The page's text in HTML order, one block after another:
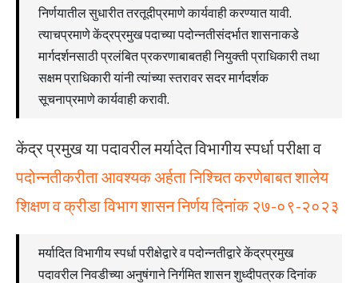
निर्णयातील सुधारीत तरतूदीप्रमाणे कार्यवाही करण्यात यावी.
त्याचप्रमाणे केंद्रप्रमुख पदाच्या पदोन्नतीसंदर्भात शासनाकडे
मार्गदर्शनसाठी प्रलंबित प्रकरणाबाबतही नियुक्ती प्राधिकारी तथा
सक्षम प्राधिकारी यांनी त्यांच्या स्तरावर सदर मार्गदर्शक
सूचनाप्रमाणे कार्यवाही करावी.
केंद्र प्रमुख या पदावरील मर्यादेत विभागीय स्पर्धा परीक्षा व
पदोन्नतीकरीता आवश्यक अर्हता निश्चित करणेबाबत शालेय
शिक्षण व क्रीडा विभाग शासन निर्णय दिनांक २७-०९-२०२३
मर्यादित विभागीय स्पर्धा परीक्षेद्वारे व पदोन्नतीद्वारे केंद्रप्रमुख
पदावरील निवडीच्या अनुषंगाने निर्गमित शासन शुध्दीपत्रक दिनांक